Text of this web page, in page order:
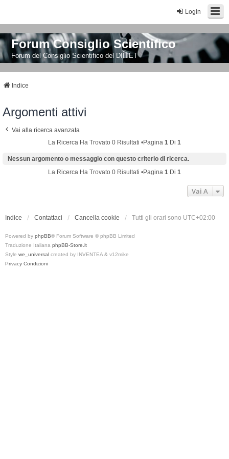
Login
Forum Consiglio Scientifico
Forum del Consiglio Scientifico del DIITET
Indice
Argomenti attivi
Vai alla ricerca avanzata
La Ricerca Ha Trovato 0 Risultati •Pagina 1 Di 1
Nessun argomento o messaggio con questo criterio di ricerca.
La Ricerca Ha Trovato 0 Risultati •Pagina 1 Di 1
Vai A
Indice Contattaci Cancella cookie Tutti gli orari sono UTC+02:00
Powered by phpBB® Forum Software © phpBB Limited
Traduzione Italiana phpBB-Store.it
Style we_universal created by INVENTEA & v12mike
Privacy Condizioni